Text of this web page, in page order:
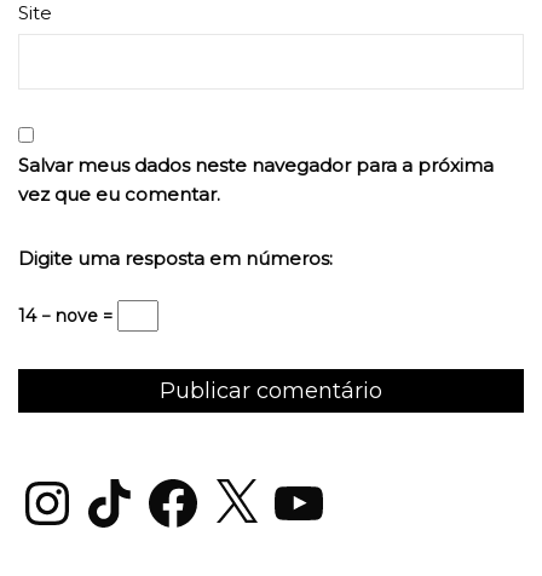
Site
Salvar meus dados neste navegador para a próxima
vez que eu comentar.
Digite uma resposta em números:
14 − nove =
InstagramTikTok Facebook
X YouTube